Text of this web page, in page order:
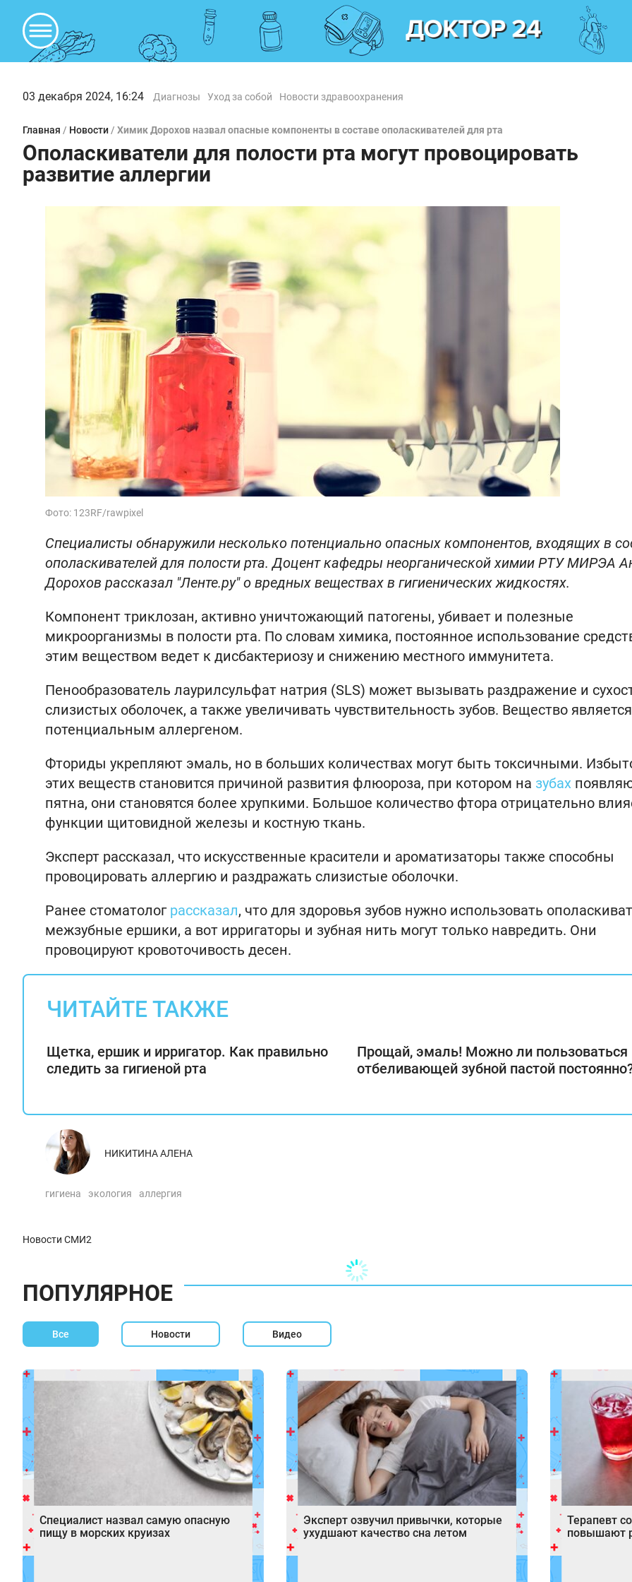
03 декабря 2024, 16:24 Диагнозы Уход за собой Новости здравоохранения
Главная / Новости / Химик Дорохов назвал опасные компоненты в составе ополаскивателей для рта
Ополаскиватели для полости рта могут провоцировать
развитие аллергии
Фото: 123RF/rawpixel
Специалисты обнаружили несколько потенциально опасных компонентов, входящих в
ополаскивателей для полости рта. Доцент кафедры неорганической химии РТУ МИРЭА
Дорохов рассказал "Ленте.ру" о вредных веществах в гигиенических жидкостях.
Компонент триклозан, активно уничтожающий патогены, убивает и полезные
микроорганизмы в полости рта. По словам химика, постоянное использование
этим веществом ведет к дисбактериозу и снижению местного иммунитета.
Пенообразователь лаурилсульфат натрия (SLS) может вызывать раздражение и
слизистых оболочек, а также увеличивать чувствительность зубов. Вещество является
потенциальным аллергеном.
Фториды укрепляют эмаль, но в больших количествах могут быть токсичными.
этих веществ становится причиной развития флюороза, при котором на зубах
пятна, они становятся более хрупкими. Большое количество фтора отрицательно
функции щитовидной железы и костную ткань.
Эксперт рассказал, что искусственные красители и ароматизаторы также способны
провоцировать аллергию и раздражать слизистые оболочки.
Ранее стоматолог рассказал, что для здоровья зубов нужно использовать
межзубные ершики, а вот ирригаторы и зубная нить могут только навредить. Они
провоцируют кровоточивость десен.
ЧИТАЙТЕ ТАКЖЕ
Щетка, ершик и ирригатор. Как правильно
следить за гигиеной рта
Прощай, эмаль! Можно ли пользоваться
отбеливающей зубной пастой
НИКИТИНА АЛЕНА
гигиена экология аллергия
Новости СМИ2
ПОПУЛЯРНОЕ
Все Новости Видео
Специалист назвал самую опасную
пищу в морских круизах
Эксперт озвучил привычки, которые
ухудшают качество сна летом
Терапевт
повышают